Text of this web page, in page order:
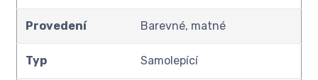
Provedení Barevné, matné
Typ Samolepící